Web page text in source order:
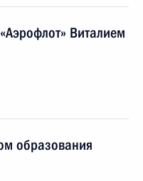
Виталием
образования